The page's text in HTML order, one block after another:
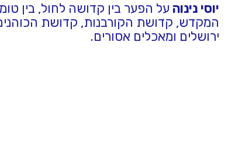
יוסי נינוה על הפער בין קדושה לחול, בין
המקדש, קדושת הקורבנות, קדושת
ירושלים ומאכלים אסורים.